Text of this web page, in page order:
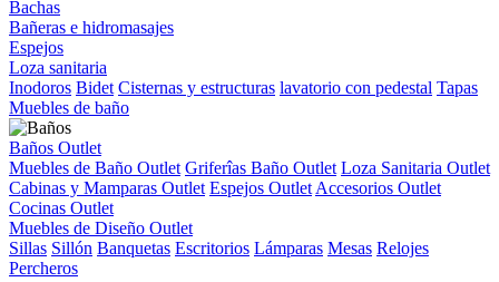
Bachas
Bañeras e hidromasajes
Espejos
Loza sanitaria
Inodoros Bidet Cisternas y estructuras lavatorio con pedestal Tapas
Muebles de baño
Baños Outlet
Muebles de Baño Outlet Griferîas Baño Outlet Loza Sanitaria Outlet
Cabinas y Mamparas Outlet Espejos Outlet Accesorios Outlet
Cocinas Outlet
Muebles de Diseño Outlet
Sillas Sillón Banquetas Escritorios Lámparas Mesas Relojes
Percheros